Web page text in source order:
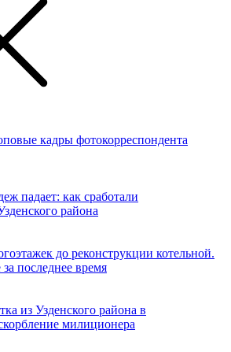
кадры фотокорреспондента
падает: как сработали
района
до реконструкции котельной.
последнее время
из Узденского района в
милиционера